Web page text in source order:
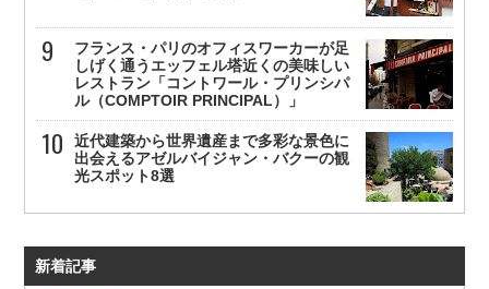
フランス・パリのオフィスワーカーが足
しげく通うエッフェル塔近くの美味しい
レストラン「コントワール・プリンシパ
ル（COMPTOIR PRINCIPAL）」
近代建築から世界遺産まで多彩な景色に
出会えるアゼルバイジャン・バクーの観
光スポット8選
新着記事